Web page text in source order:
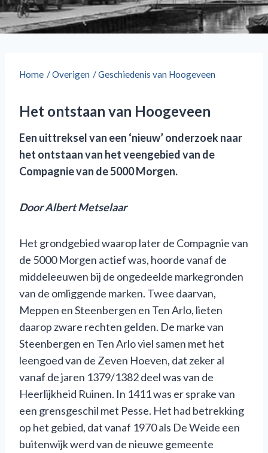
Home /Overigen /Geschiedenis van Hoogeveen
Het ontstaan van Hoogeveen
Een uittreksel van een ‘nieuw’ onderzoek naar
het ontstaan van het veengebied van de
Compagnie van de 5000 Morgen.
Door Albert Metselaar
Het grondgebied waarop later de Compagnie van
de 5000 Morgen actief was, hoorde vanaf de
middeleeuwen bij de ongedeelde markegronden
van de omliggende marken. Twee daarvan,
Meppen en Steenbergen en Ten Arlo, lieten
daarop zware rechten gelden. De marke van
Steenbergen en Ten Arlo viel samen met het
leengoed van de Zeven Hoeven, dat zeker al
vanaf de jaren 1379/1382 deel was van de
Heerlijkheid Ruinen. In 1411 was er sprake van
een grensgeschil met Pesse. Het had betrekking
op het gebied, dat vanaf 1970 als De Weide een
buitenwijk werd van de nieuwe gemeente